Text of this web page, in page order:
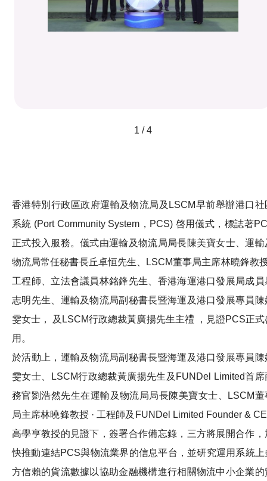
1 / 4
香港特別行政區政府運輸及物流局及LSCM早前舉辦港口社
系統 (Port Community System，PCS) 啓用儀式，標誌著
正式投入服務。儀式由運輸及物流局局長陳美寶女士、運輸
物流局常任秘書長丘卓恒先生、LSCM董事局主席林曉鋒教
工程師、立法會議員林銘鋒先生、香港海運港口發展局成員
志明先生、運輸及物流局副秘書長暨海運及港口發展專員陳
雯女士， 及LSCM行政總裁黃廣揚先生主禮 ，見證PCS正式
用。
於活動上，運輸及物流局副秘書長暨海運及港口發展專員陳
雯女士、LSCM行政總裁黃廣揚先生及FUNDel Limited首席
務官劉浩然先生在運輸及物流局局長陳美寶女士、LSCM董
局主席林曉鋒教授 · 工程師及FUNDel Limited Founder &
高學亨教授的見證下，簽署合作備忘錄，三方將展開合作，
快推動連結PCS與物流業界的信息平台，並研究運用系統上
方信賴的貨流數據以協助金融機構進行相關物流中小企業的